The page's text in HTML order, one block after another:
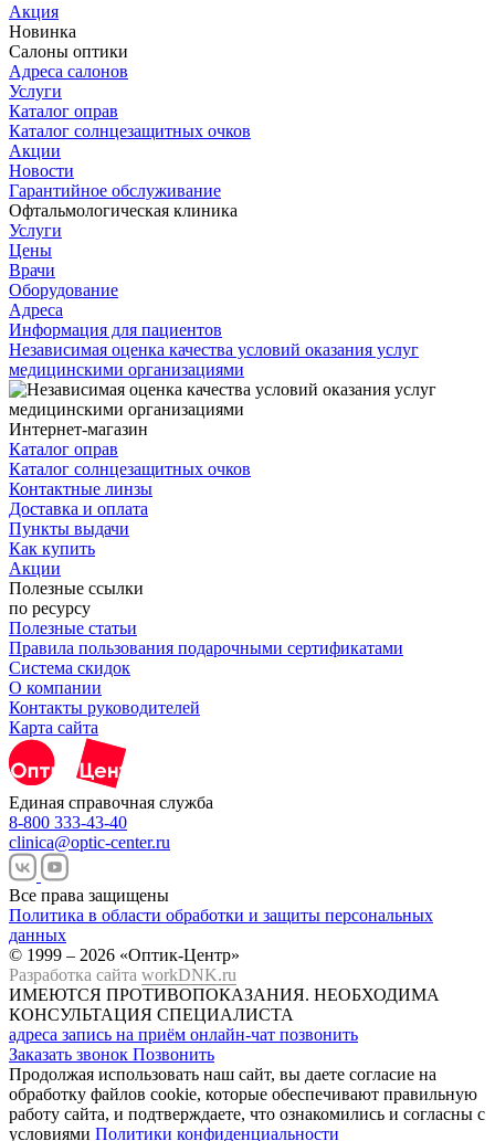
Акция
Новинка
Салоны оптики
Адреса салонов
Услуги
Каталог оправ
Каталог солнцезащитных очков
Акции
Новости
Гарантийное обслуживание
Офтальмологическая клиника
Услуги
Цены
Врачи
Оборудование
Адреса
Информация для пациентов
Независимая оценка качества условий оказания услуг
медицинскими организациями
Интернет-магазин
Каталог оправ
Каталог солнцезащитных очков
Контактные линзы
Доставка и оплата
Пункты выдачи
Как купить
Акции
Полезные ссылки
по ресурсу
Полезные статьи
Правила пользования подарочными сертификатами
Система скидок
О компании
Контакты руководителей
Карта сайта
Единая справочная служба
8-800 333-43-40
clinica@optic-center.ru
Все права защищены
Политика в области обработки и защиты персональных
данных
© 1999 – 2026 «Оптик-Центр»
Разработка сайта workDNK.ru
ИМЕЮТСЯ ПРОТИВОПОКАЗАНИЯ. НЕОБХОДИМА
КОНСУЛЬТАЦИЯ СПЕЦИАЛИСТА
адреса запись на приём онлайн-чат позвонить
Заказать звонок Позвонить
Продолжая использовать наш сайт, вы даете согласие на
обработку файлов cookie, которые обеспечивают правильную
работу сайта, и подтверждаете, что ознакомились и согласны с
условиями Политики конфиденциальности